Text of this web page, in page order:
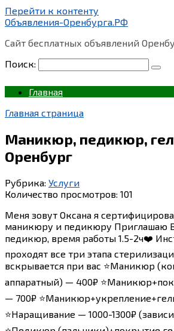
Перейти к контенту
Объявления-Оренбурга.РФ
Сайт бесплатных объявлений
Поиск:
Главная
Главная страница
Маникюр, педикюр,
Оренбург
Рубрика: Услуги
Количество просмотров: 101
Меня зовут Оксана я
маникюру и педикюру Приглашаю
педикюр, время работы 1.5-2ч❤️
проходят все три этапа
вскрывается при вас ⭐Маникюр
аппаратный) — 400₽
— 700₽
⭐Наращивание — 1000-1300₽